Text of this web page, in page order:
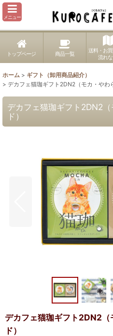
メニュー
トップページ 商品一覧
送料・お
流れ
ホーム > ギフト（卸用商品紹介）
> デカフェ猫珈ギフト2DN2（モカ・やわ
デカフェ猫珈ギフト2DN2
ド）
デカフェ猫珈ギフト2DN2
ド）